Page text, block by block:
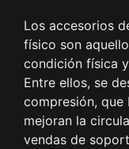
Los accesorios
físico son
condición física
Entre ellos, se
compresión, que
mejoran la
vendas de